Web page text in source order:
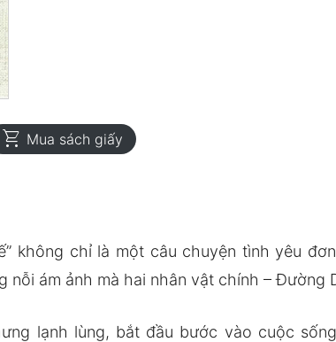
shopping_cart Mua sách giấy
không chỉ là một câu chuyện tình yêu
nỗi ám ảnh mà hai nhân vật chính – Đường
lạnh lùng, bắt đầu bước vào cuộc